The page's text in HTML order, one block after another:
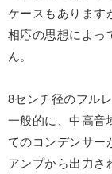
ケースもあります
相応の思想によっ
ん。
8センチ径のフル
一般的に、中高音
てのコンデンサー
アンプから出力さ